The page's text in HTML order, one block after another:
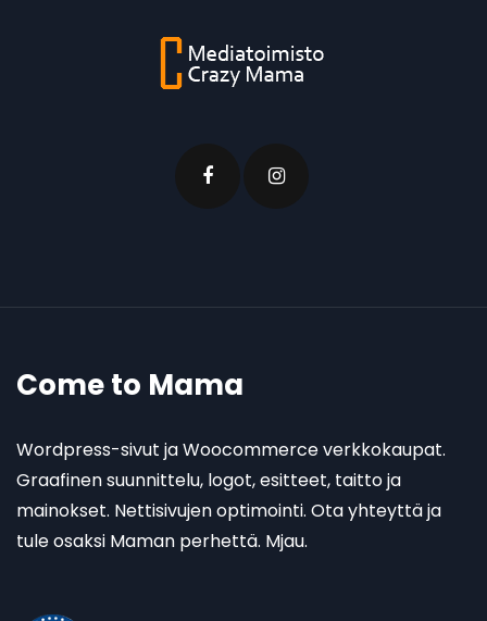
Come to Mama
Wordpress-sivut ja Woocommerce verkkokaupat.
Graafinen suunnittelu, logot, esitteet, taitto ja
mainokset. Nettisivujen optimointi. Ota yhteyttä ja
tule osaksi Maman perhettä. Mjau.